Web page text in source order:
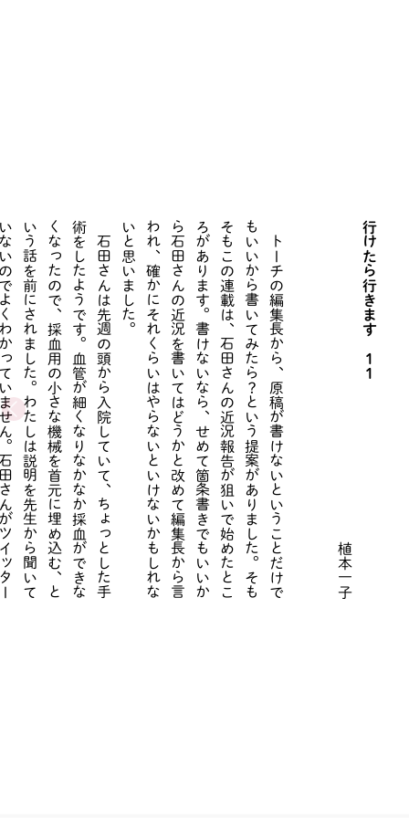
行けたら行きます １１
植本一子
ト
ー
チ
の
編
集
長
か
ら
、
原
稿
が
書
け
な
い
と
い
う
こ
と
だ
け
で
も
い
い
か
ら
書
い
て
み
た
ら
？
と
い
う
提
案
が
あ
り
ま
し
た
。
そ
も
そ
も
こ
の
連
載
は
、
石
田
さ
ん
の
近
況
報
告
が
狙
い
で
始
め
た
と
こ
ろ
が
あ
り
ま
す
。
書
け
な
い
な
ら
、
せ
め
て
箇
条
書
き
で
も
い
い
か
ら
石
田
さ
ん
の
近
況
を
書
い
て
は
ど
う
か
と
改
め
て
編
集
長
か
ら
言
わ
れ
、
確
か
に
そ
れ
く
ら
い
は
や
ら
な
い
と
い
け
な
い
か
も
し
れ
な
い
と
思
い
ま
し
た
。
石
田
さ
ん
は
先
週
の
頭
か
ら
入
院
し
て
い
て
、
ち
ょ
っ
と
し
た
手
術
を
し
た
よ
う
で
す
。
血
管
が
細
く
な
り
な
か
な
か
採
血
が
で
き
な
く
な
っ
た
の
で
、
採
血
用
の
小
さ
な
機
械
を
首
元
に
埋
め
込
む
、
と
い
う
話
を
前
に
さ
れ
ま
し
た
。
わ
た
し
は
説
明
を
先
生
か
ら
聞
い
て
い
な
い
の
で
よ
く
わ
か
っ
て
い
ま
せ
ん
。
石
田
さ
ん
が
ツ
イ
ッ
タ
ー
で
そ
れ
に
つ
い
て
書
い
て
い
た
ら
、
そ
の
方
が
確
実
な
情
報
か
と
思
い
ま
す